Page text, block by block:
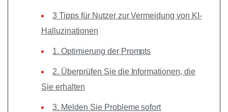
3 Tipps für Nutzer zur Vermeidung von KI-
Halluzinationen
1. Optimierung der Prompts
2. Überprüfen Sie die Informationen, die
Sie erhalten
3. Melden Sie Probleme sofort